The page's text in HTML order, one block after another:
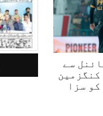
سے
کنگزمین
سزا